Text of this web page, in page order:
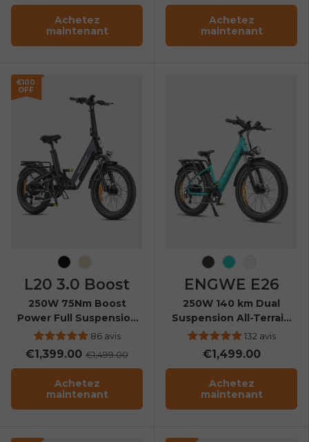
Achetez
maintenant
Achetez
maintenant
€100
OFF
Noir Champagne
L20 3.0 Boost
250W 75Nm Boost
Power Full Suspension
Compact E-bike
86 avis
€1,399.00 €1,499.00
Achetez
maintenant
Gris Galaxie
Bleu gemme
Bourdon
ENGWE E26
250W 140 km Dual
Suspension All-Terrain
E-bike132 avis
€1,499.00
Achetez
maintenant